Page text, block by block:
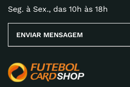
Seg. à Sex., das 10h às 18h
ENVIAR MENSAGEM